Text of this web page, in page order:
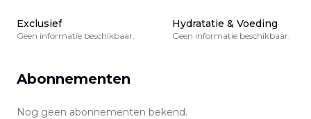
Exclusief
Geen informatie beschikbaar.
Hydratatie & Voeding
Geen informatie beschikbaar.
Abonnementen
Nog geen abonnementen bekend.